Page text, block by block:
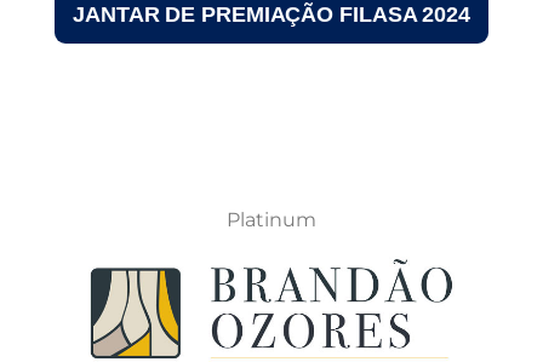
JANTAR DE PREMIAÇÃO FILASA 2024
Platinum